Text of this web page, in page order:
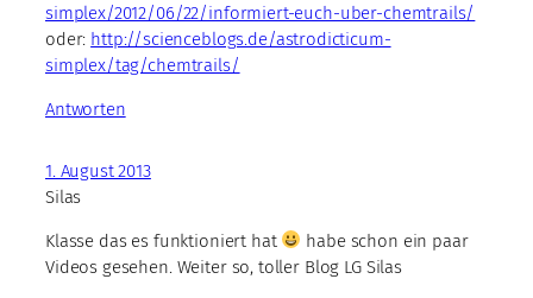
simplex/2012/06/22/informiert-euch-uber-chemtrails/
oder: http://scienceblogs.de/astrodicticum-
simplex/tag/chemtrails/
Antworten
1. August 2013
Silas
Klasse das es funktioniert hat
habe schon ein paar
Videos gesehen. Weiter so, toller Blog LG Silas